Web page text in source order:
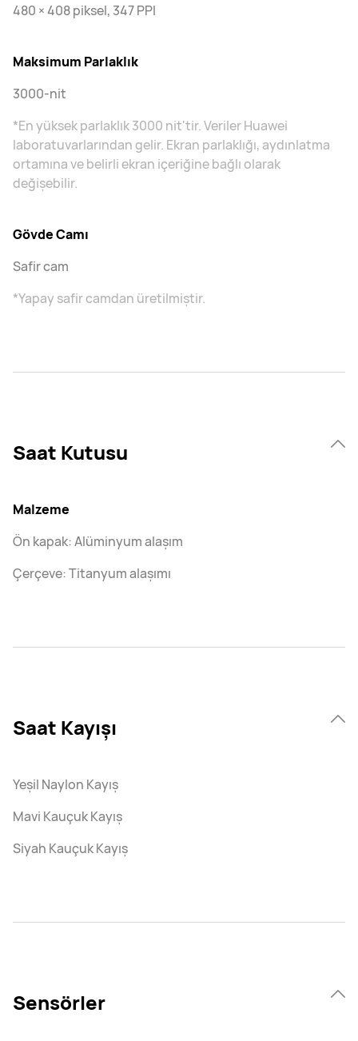
480 × 408 piksel, 347 PPI
Maksimum Parlaklık
3000-nit
*En yüksek parlaklık 3000 nit'tir. Veriler Huawei
laboratuvarlarından gelir. Ekran parlaklığı, aydınlatma
ortamına ve belirli ekran içeriğine bağlı olarak
değişebilir.
Gövde Camı
Safir cam
*Yapay safir camdan üretilmiştir.
Saat Kutusu
Malzeme
Ön kapak: Alüminyum alaşım
Çerçeve: Titanyum alaşımı
Saat Kayışı
Yeşil Naylon Kayış
Mavi Kauçuk Kayış
Siyah Kauçuk Kayış
Sensörler